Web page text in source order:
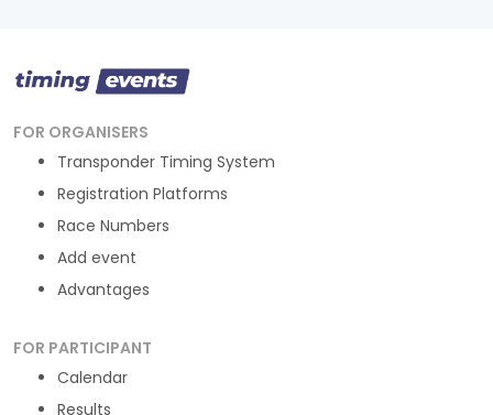
FOR ORGANISERS
Transponder Timing System
Registration Platforms
Race Numbers
Add event
Advantages
FOR PARTICIPANT
Calendar
Results